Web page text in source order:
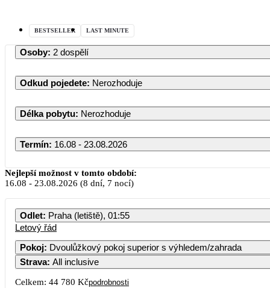
BESTSELLER LAST MINUTE
Osoby: 2 dospělí
Odkud pojedete: Nerozhoduje
Délka pobytu: Nerozhoduje
Termín: 16.08 - 23.08.2026
Nejlepší možnost v tomto období:
16.08 - 23.08.2026 (8 dní, 7 nocí)
Odlet: Praha (letiště), 01:55
Letový řád
Pokoj: Dvoulůžkový pokoj superior s výhledem/zahrada
Strava: All inclusive
Celkem: 44 780 Kčpodrobnosti